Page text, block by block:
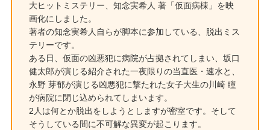
大ヒットミステリー、知念実希人 著「仮面病棟」を映
画化にしました。
著者の知念実希人自らが脚本に参加している、脱出ミス
テリーです。
ある日、仮面の凶悪犯に病院が占拠されてしまい、坂口
健太郎が演じる紹介された一夜限りの当直医・速水と、
永野 芽郁が演じる凶悪犯に撃たれた女子大生の川崎 瞳
が病院に閉じ込められてしまいます。
2人は何とか脱出をしようとしますが密室です。そして
そうしている間に不可解な異変が起こります。